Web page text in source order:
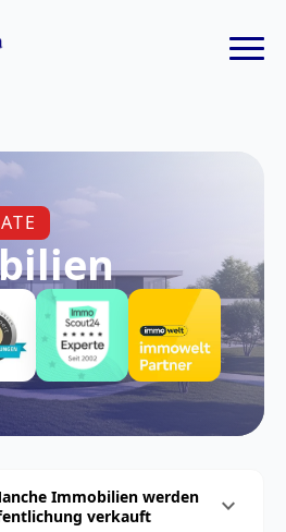
Immobilien werden
verkauft
expand_more